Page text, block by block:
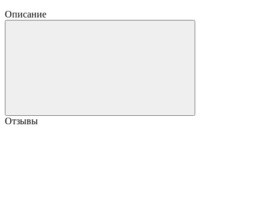
Описание
Отзывы